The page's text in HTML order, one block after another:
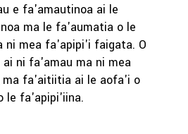
e fa'amautinoa ai le
ma le fa'aumatia o le
ni mea fa'apipi'i faigata. O
ni fa'amau ma ni mea
fa'aitiitia ai le aofa'i o
le fa'apipi'iina.